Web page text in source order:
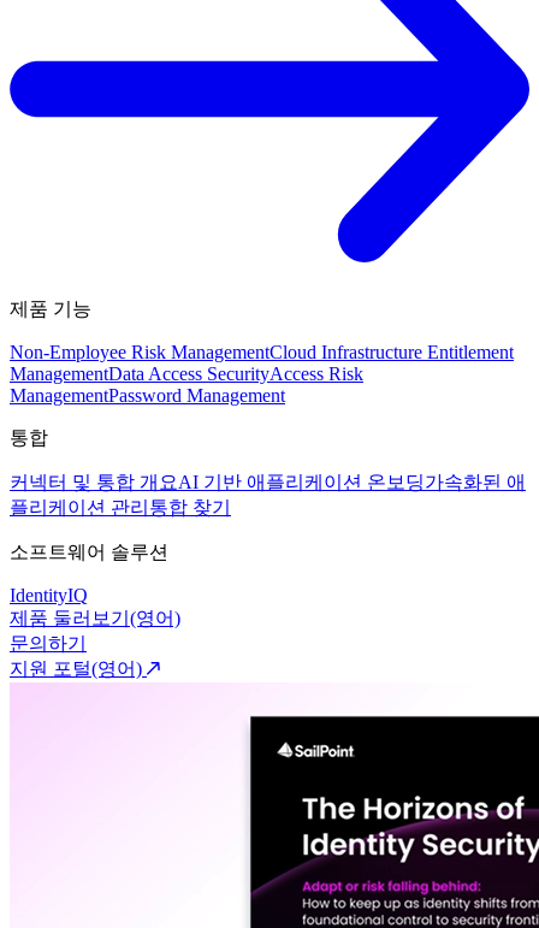
제품 기능
Non-Employee Risk ManagementCloud Infrastructure Entitlement
ManagementData Access SecurityAccess Risk
ManagementPassword Management
통합
커넥터 및 통합 개요AI 기반 애플리케이션 온보딩가속화된 애
플리케이션 관리 통합 찾기
소프트웨어 솔루션
IdentityIQ
제품 둘러보기(영어)
문의하기
지원 포털(영어)